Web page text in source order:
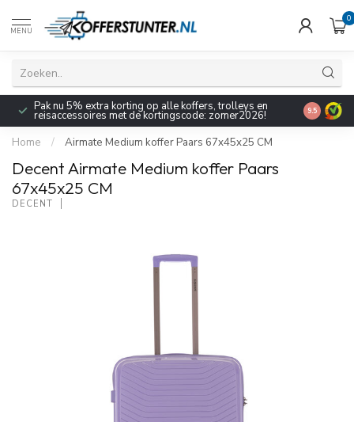
MENU
0
Pak nu 5% extra korting op alle koffers, trolleys en
reisaccessoires met de kortingscode: zomer2026! 9.5
Home / Airmate Medium koffer Paars 67x45x25 CM
Decent Airmate Medium koffer Paars
67x45x25 CM
DECENT